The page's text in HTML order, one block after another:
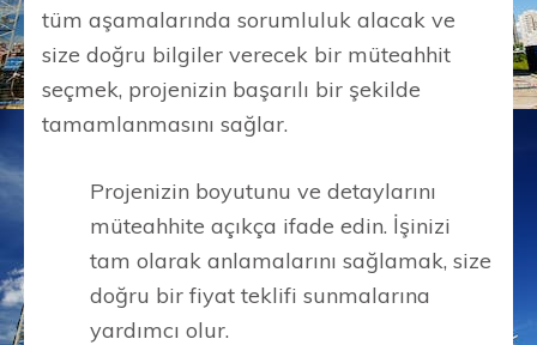
tüm aşamalarında sorumluluk alacak ve
size doğru bilgiler verecek bir müteahhit
seçmek, projenizin başarılı bir şekilde
tamamlanmasını sağlar.
Projenizin boyutunu ve detaylarını
müteahhite açıkça ifade edin. İşinizi
tam olarak anlamalarını sağlamak, size
doğru bir fiyat teklifi sunmalarına
yardımcı olur.